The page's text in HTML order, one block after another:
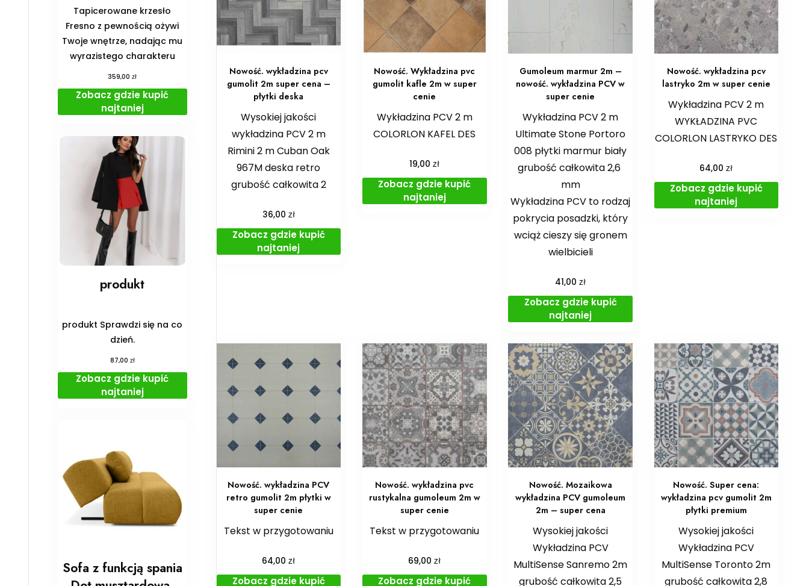
Nowość. wykładzina pcv
gumolit 2m super cena –
płytki deska
Wysokiej jakości
wykładzina PCV 2 m
Rimini 2 m Cuban Oak
967M deska retro
grubość całkowita 2
36,00 zł
Zobacz gdzie kupić
najtaniej
Nowość. Wykładzina pvc
gumolit kafle 2m w super
cenie
Wykładzina PCV 2 m
COLORLON KAFEL DES
19,00zł
Zobacz gdzie kupić
najtaniej
Gumoleum marmur 2m –
nowość. wykładzina PCV w
super cenie
Wykładzina PCV 2 m
Ultimate Stone Portoro
008 płytki marmur biały
grubość całkowita 2,6
mm
Wykładzina PCV to rodzaj
pokrycia posadzki, który
wciąż cieszy się gronem
wielbicieli
41,00zł
Zobacz gdzie kupić
najtaniej
Nowość. wykładzina pcv
lastryko 2m w super cenie
Wykładzina PCV 2 m
WYKŁADZINA PVC
COLORLON LASTRYKO DES
64,00zł
Zobacz gdzie kupić
najtaniej
Nowość. wykładzina PCV
retro gumolit 2m płytki w
super cenie
Tekst w przygotowaniu
64,00zł
Zobacz gdzie kupić
Nowość. wykładzina pvc
rustykalna gumoleum 2m w
super cenie
Tekst w przygotowaniu
69,00zł
Zobacz gdzie kupić
Nowość. Mozaikowa
wykładzina PCV gumoleum
2m – super cena
Wysokiej jakości
Wykładzina PCV
MultiSense Sanremo 2m
grubość całkowita 2,5
Nowość. Super cena:
wykładzina pcv gumolit 2m
płytki premium
Wysokiej jakości
Wykładzina PCV
MultiSense Toronto 2m
grubość całkowita 2,8
Tapicerowane krzesło
Fresno z pewnością ożywi
Twoje wnętrze, nadając mu
wyrazistego charakteru
359,00zł
Zobacz gdzie kupić
najtaniej
produkt
produkt Sprawdzi się na co
dzień.
87,00 zł
Zobacz gdzie kupić
najtaniej
Sofa z funkcją spania